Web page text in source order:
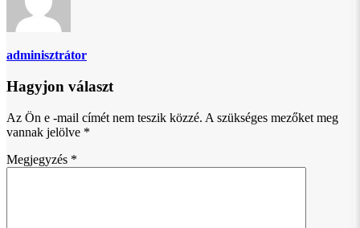
adminisztrátor
Hagyjon választ
Az Ön e -mail címét nem teszik közzé. A szükséges mezőket meg
vannak jelölve *
Megjegyzés *